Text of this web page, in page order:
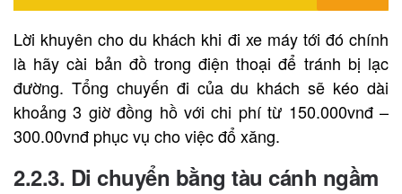
Lời khuyên cho du khách khi đi xe máy tới đó chính
là hãy cài bản đồ trong điện thoại để tránh bị lạc
đường. Tổng chuyến đi của du khách sẽ kéo dài
khoảng 3 giờ đồng hồ với chi phí từ 150.000vnđ –
300.00vnđ phục vụ cho việc đổ xăng.
2.2.3. Di chuyển bằng tàu cánh ngầm